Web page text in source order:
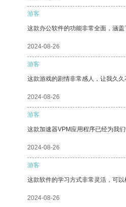
游客
这款办公软件的功能非常全面，涵
2024-08-26
游客
这款游戏的剧情非常感人，让我久久
2024-08-26
游客
这款加速器VPM应用程序已经为我
2024-08-26
游客
这款软件的学习方式非常灵活，可以
2024-08-26